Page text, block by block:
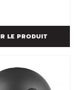
LE PRODUIT